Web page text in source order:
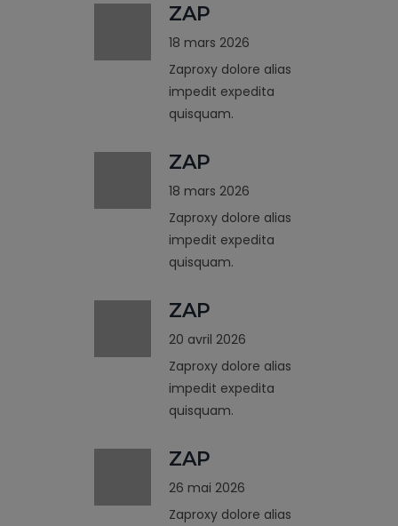
ZAP
18 mars 2026
Zaproxy dolore alias
impedit expedita
quisquam.
ZAP
18 mars 2026
Zaproxy dolore alias
impedit expedita
quisquam.
ZAP
20 avril 2026
Zaproxy dolore alias
impedit expedita
quisquam.
ZAP
26 mai 2026
Zaproxy dolore alias